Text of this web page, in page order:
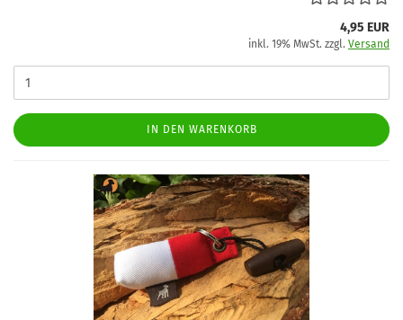
4,95 EUR
inkl. 19% MwSt. zzgl. Versand
IN DEN WARENKORB